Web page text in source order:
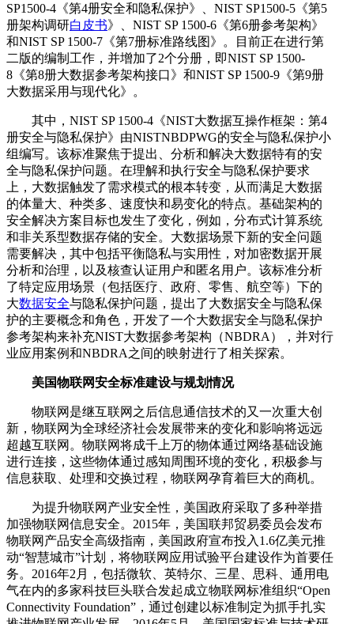
SP1500-4《第4册安全和隐私保护》、NIST SP1500-5《第5
册架构调研白皮书》、NIST SP 1500-6《第6册参考架构》
和NIST SP 1500-7《第7册标准路线图》。目前正在进行第
二版的编制工作，并增加了2个分册，即NIST SP 1500-
8《第8册大数据参考架构接口》和NIST SP 1500-9《第9册
大数据采用与现代化》。
其中，NIST SP 1500-4《NIST大数据互操作框架：第4
册安全与隐私保护》由NISTNBDPWG的安全与隐私保护小
组编写。该标准聚焦于提出、分析和解决大数据特有的安
全与隐私保护问题。在理解和执行安全与隐私保护要求
上，大数据触发了需求模式的根本转变，从而满足大数据
的体量大、种类多、速度快和易变化的特点。基础架构的
安全解决方案目标也发生了变化，例如，分布式计算系统
和非关系型数据存储的安全。大数据场景下新的安全问题
需要解决，其中包括平衡隐私与实用性，对加密数据开展
分析和治理，以及核查认证用户和匿名用户。该标准分析
了特定应用场景（包括医疗、政府、零售、航空等）下的
大数据安全与隐私保护问题，提出了大数据安全与隐私保
护的主要概念和角色，开发了一个大数据安全与隐私保护
参考架构来补充NIST大数据参考架构（NBDRA），并对行
业应用案例和NBDRA之间的映射进行了相关探索。
美国物联网安全标准建设与规划情况
物联网是继互联网之后信息通信技术的又一次重大创
新，物联网为全球经济社会发展带来的变化和影响将远远
超越互联网。物联网将成千上万的物体通过网络基础设施
进行连接，这些物体通过感知周围环境的变化，积极参与
信息获取、处理和交换过程，物联网孕育着巨大的商机。
为提升物联网产业安全性，美国政府采取了多种举措
加强物联网信息安全。2015年，美国联邦贸易委员会发布
物联网产品安全高级指南，美国政府宣布投入1.6亿美元推
动“智慧城市”计划，将物联网应用试验平台建设作为首要任
务。2016年2月，包括微软、英特尔、三星、思科、通用电
气在内的多家科技巨头联合发起成立物联网标准组织“Open
Connectivity Foundation”，通过创建以标准制定为抓手扎实